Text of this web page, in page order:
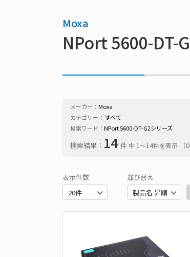
Moxa
NPort 5600-DT-
メーカー： Moxa
カテゴリー： すべて
検索ワード： NPort 5600-DT-G2シリーズ
検索結果： 14 件 中 1〜14件を表示
表示件数 並び替え